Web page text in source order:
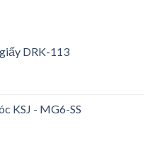
DRK-113
KSJ - MG6-SS